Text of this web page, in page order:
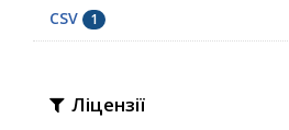
CSV 1
Ліцензії